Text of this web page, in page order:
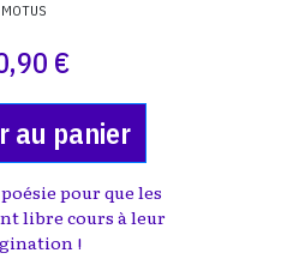
MOTUS
€
au panier
pour que les
libre cours à leur
!